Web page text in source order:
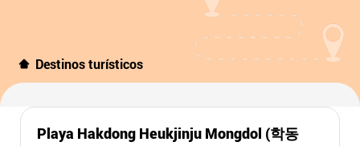
Destinos turísticos
Playa Hakdong Heukjinju Mongdol (학동